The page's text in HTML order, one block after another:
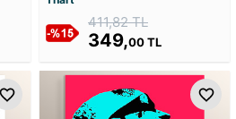
411,82 TL
349,00 TL